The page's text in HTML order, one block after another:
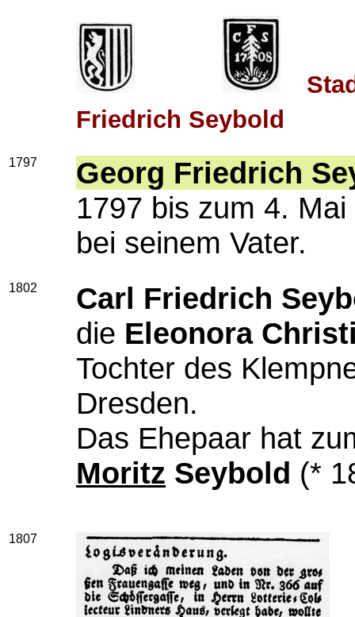
Friedrich Seybold
1797
Georg Friedrich
1797 bis zum 4.
bei seinem Vater.
1802
Carl Friedrich
die Eleonora
Tochter des
Dresden.
Das Ehepaar hat
Moritz Seybold (*
1807